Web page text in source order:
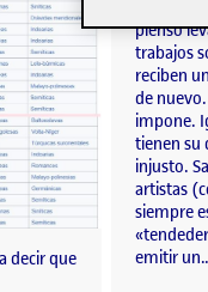
decir que
pienso
trabajos
reciben
de
impone.
tienen su
injusto.
artistas
siempre
emitir